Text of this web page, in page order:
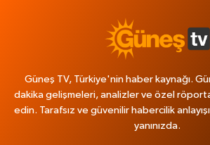
Güneş TV, Türkiye'nin haber kaynağı.
dakika gelişmeleri, analizler ve özel
edin. Tarafsız ve güvenilir habercilik
yanınızda.